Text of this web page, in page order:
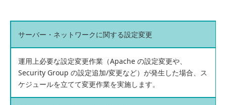
サーバー・ネットワークに関する設定変更
運用上必要な設定変更作業（Apache の設定変更や、
Security Group の設定追加/変更など）が発生した場合、ス
ケジュールを立てて変更作業を実施します。